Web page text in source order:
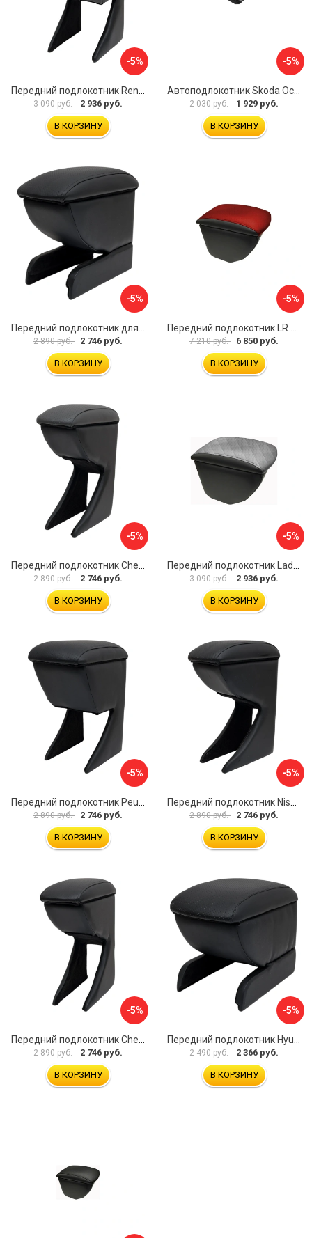
-5%
3 090 руб. 2 936 руб.
В КОРЗИНУ
-5%
2 030 руб. 1 929 руб.
В КОРЗИНУ
-5%
2 890 руб. 2 746 руб.
В КОРЗИНУ
-5%
7 210 руб. 6 850 руб.
В КОРЗИНУ
-5%
2 890 руб. 2 746 руб.
В КОРЗИНУ
-5%
3 090 руб. 2 936 руб.
В КОРЗИНУ
-5%
Передний подлокотник Peugeot 107 2006-2011 AVTOLIDER1 PP-Peugeot-107-01
2 890 руб. 2 746 руб.
В КОРЗИНУ
-5%
Передний подлокотник Nissan Almera 2013- AVTOLIDER1 PP-Nissan-Almera-13-01
2 890 руб. 2 746 руб.
В КОРЗИНУ
-5%
2 890 руб. 2 746 руб.
В КОРЗИНУ
-5%
2 490 руб. 2 366 руб.
В КОРЗИНУ